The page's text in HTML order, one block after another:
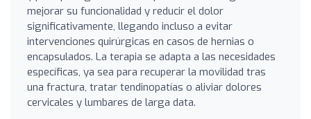
mejorar su funcionalidad y reducir el dolor
significativamente, llegando incluso a evitar
intervenciones quirúrgicas en casos de hernias o
encapsulados. La terapia se adapta a las necesidades
específicas, ya sea para recuperar la movilidad tras
una fractura, tratar tendinopatías o aliviar dolores
cervicales y lumbares de larga data.